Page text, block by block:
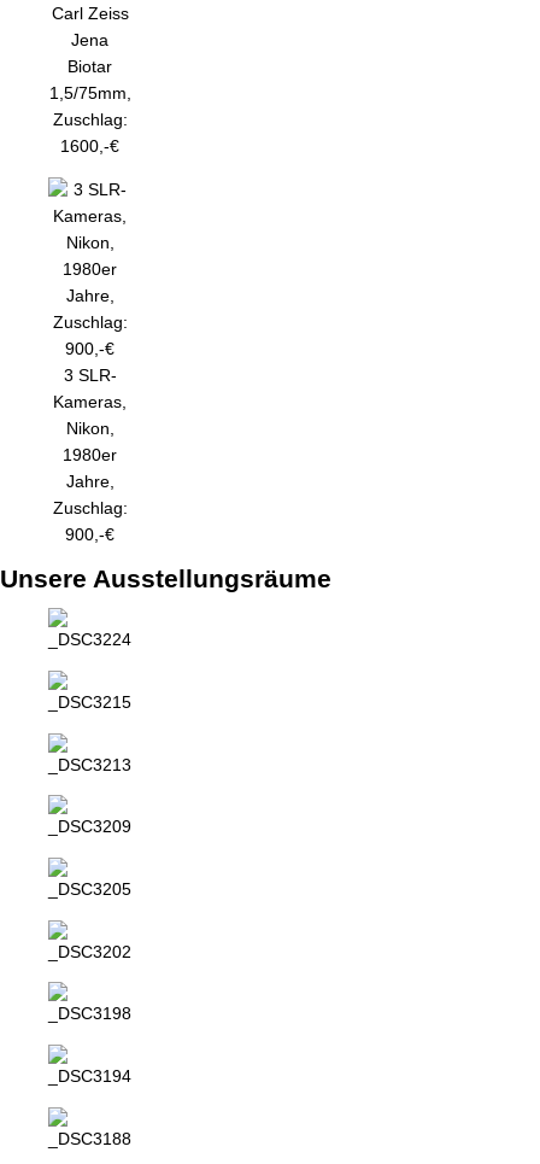
Carl Zeiss
Jena
Biotar
1,5/75mm,
Zuschlag:
1600,-€
3 SLR-
Kameras,
Nikon,
1980er
Jahre,
Zuschlag:
900,-€
Unsere Ausstellungsräume